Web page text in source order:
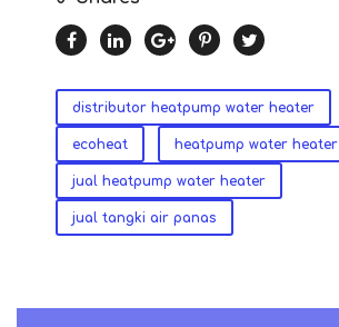
distributor heatpump water heater
ecoheat heatpump water heater
jual heatpump water heater
jual tangki air panas